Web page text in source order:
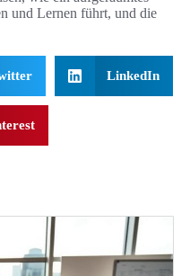
und Lernen führt, und die
LinkedIn